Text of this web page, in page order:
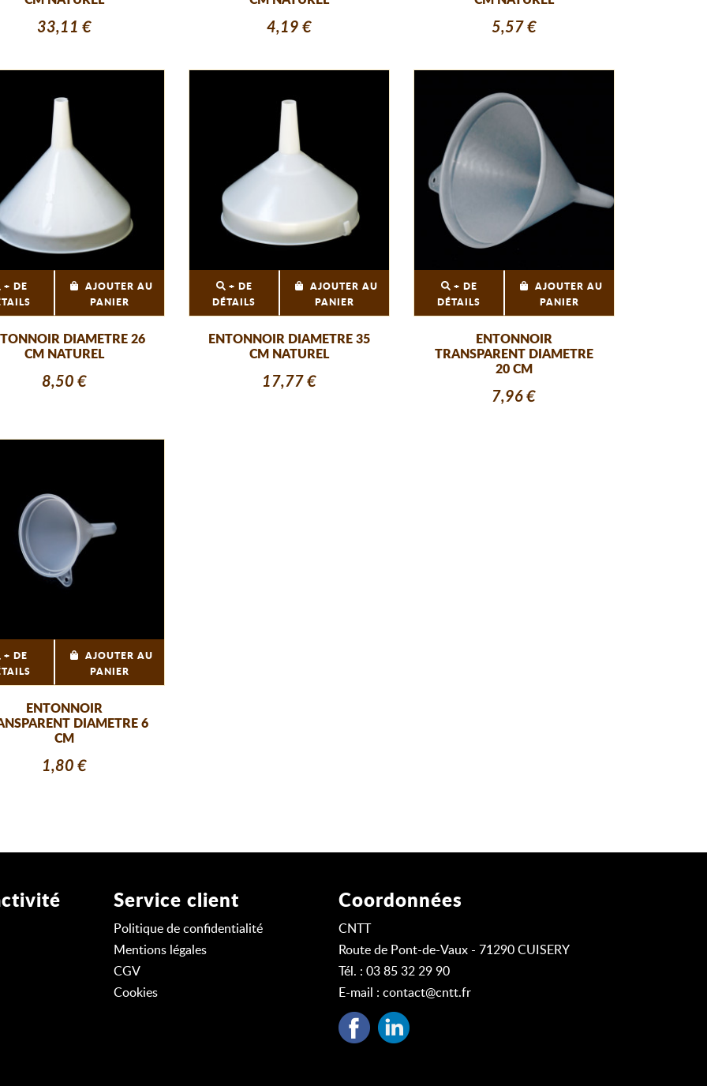
33,11 € 4,19 € 5,57 €
+ DE
AJOUTER AU
PANIER
DIAMETRE 26
CM NATUREL
8,50 €
+ DE
DÉTAILS
AJOUTER AU
PANIER
ENTONNOIR DIAMETRE 35
CM NATUREL
17,77 €
+ DE
DÉTAILS
AJOUTER AU
PANIER
ENTONNOIR
TRANSPARENT DIAMETRE
20 CM
7,96 €
+ DE
AJOUTER AU
PANIER
ENTONNOIR
DIAMETRE 6
CM
1,80 €
Service client
Politique de confidentialité
Mentions légales
CGV
Cookies
Coordonnées
CNTT
Route de Pont-de-Vaux - 71290 CUISERY
Tél. : 03 85 32 29 90
E-mail : contact@cntt.fr